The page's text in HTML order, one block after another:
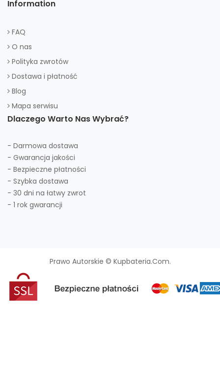
Information
FAQ
O nas
Polityka zwrotów
Dostawa i płatność
Blog
Mapa serwisu
Dlaczego Warto Nas Wybrać?
- Darmowa dostawa
- Gwarancja jakości
- Bezpieczne płatności
- Szybka dostawa
- 30 dni na łatwy zwrot
- 1 rok gwarancji
Prawo Autorskie © Kupbateria.com.